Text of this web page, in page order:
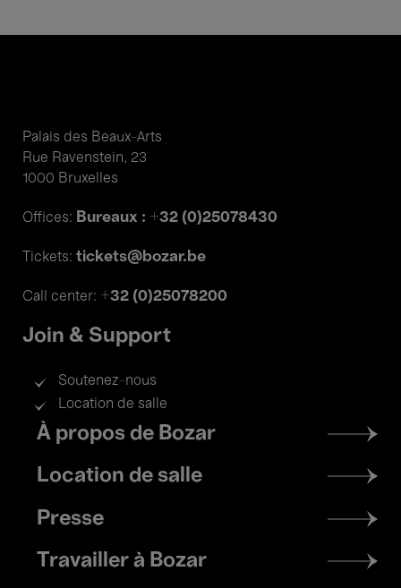
Palais des Beaux-Arts
Rue Ravenstein, 23
1000 Bruxelles
Offices: Bureaux : +32 (0)25078430
Tickets: tickets@bozar.be
Call center: +32 (0)25078200
Join & Support
Soutenez-nous
Location de salle
Footer
menu
À propos de Bozar
Location de salle
Presse
Travailler à Bozar